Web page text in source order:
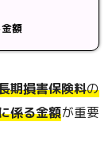
額
期損害保険料の
係る金額が重要